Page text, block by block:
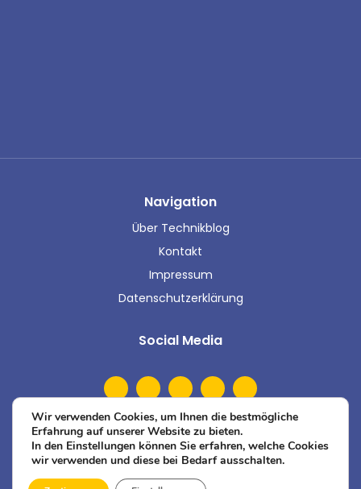
Navigation
Über Technikblog
Kontakt
Impressum
Datenschutzerklärung
Social Media
Wir verwenden Cookies, um Ihnen die bestmögliche
Erfahrung auf unserer Website zu bieten.
In den Einstellungen können Sie erfahren, welche Cookies
wir verwenden und diese bei Bedarf ausschalten.